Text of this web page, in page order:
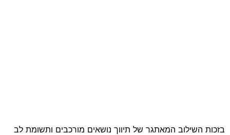
בזכות השילוב המאתגר של תיווך נושאים מורכבים ותשומת לב